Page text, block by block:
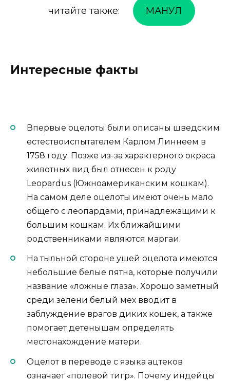
читайте также: МАНУЛ
Интересные факты
Впервые оцелоты были описаны шведским
естествоиспытателем Карлом Линнеем в
1758 году. Позже из-за характерного окраса
животных вид был отнесен к роду
Leopardus (Южноамериканским кошкам).
На самом деле оцелоты имеют очень мало
общего с леопардами, принадлежащими к
большим кошкам. Их ближайшими
родственниками являются маргаи.
На тыльной стороне ушей оцелота имеются
небольшие белые пятна, которые получили
название «ложные глаза». Хорошо заметный
среди зелени белый мех вводит в
заблуждение врагов диких кошек, а также
помогает детенышам определять
местонахождение матери.
Оцелот в переводе с языка ацтеков
означает «полевой тигр». Почему индейцы